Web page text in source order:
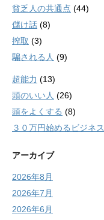
貧乏人の共通点 (44)
儲け話 (8)
搾取 (3)
騙される人 (9)
超能力 (13)
頭のいい人 (26)
頭をよくする (8)
３０万円始めるビジネス
アーカイブ
2026年8月
2026年7月
2026年6月